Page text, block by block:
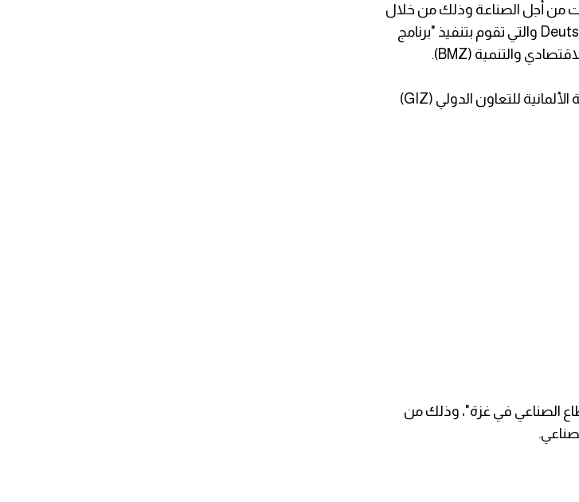
من أجل الصناعة وذلك من خلال
Deutsche Gesellschaft für Internationale Zusammenarbeit (GIZ) GmbH والتي تقوم بتنفيذ "برنامج
وبموجب الاتفاقية الموقعة بين "اتحاد الصناعات الفلسطينية" وبين الوكالة الألمانية للتعاون الدولي (GIZ)
الصناعي في غزة"، وذلك من